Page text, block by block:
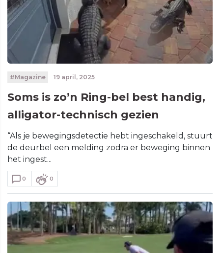
#Magazine 19 april, 2025
Soms is zo’n Ring-bel best handig,
alligator-technisch gezien
“Als je bewegingsdetectie hebt ingeschakeld, stuurt
de deurbel een melding zodra er beweging binnen
het ingest...
0 0